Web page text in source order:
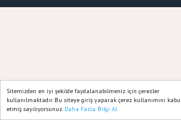
Sitemizden en iyi şekilde faydalanabilmeniz için çerezler
kullanılmaktadır. Bu siteye giriş yaparak çerez kullanımını
etmiş sayılıyorsunuz. Daha Fazla Bilgi Al
Ana Sayfa Web TV